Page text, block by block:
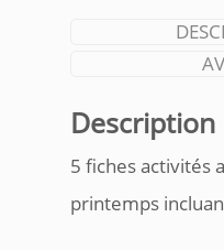
Description
5 fiches activités
printemps